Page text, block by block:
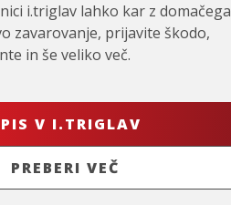
i.triglav lahko kar z domačega
zavarovanje, prijavite škodo,
in še veliko več.
V I.TRIGLAV
PREBERI VEČ